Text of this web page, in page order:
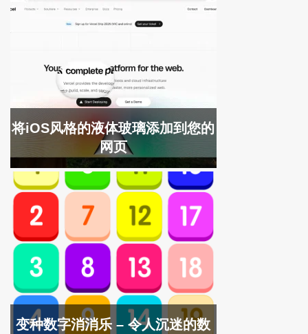
将iOS风格的液体玻璃添加到您的
网页
变种数字消消乐 – 令人沉迷的数